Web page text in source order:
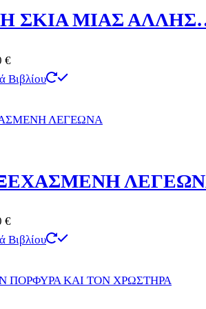
ΣΚΙΑ ΜΙΑΣ
€
Βιβλίου
€
Βιβλίου